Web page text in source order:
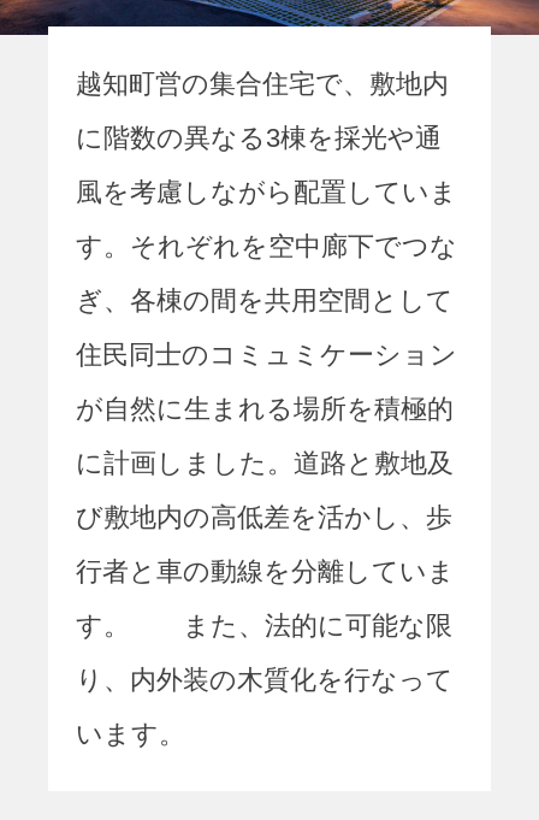
越知町営の集合住宅で、敷地内
に階数の異なる3棟を採光や通
風を考慮しながら配置していま
す。それぞれを空中廊下でつな
ぎ、各棟の間を共用空間として
住民同士のコミュミケーション
が自然に生まれる場所を積極的
に計画しました。道路と敷地及
び敷地内の高低差を活かし、歩
行者と車の動線を分離していま
す。 また、法的に可能な限
り、内外装の木質化を行なって
います。